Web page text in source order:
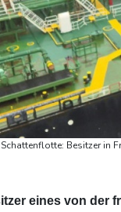
Besitzer in
eines von der